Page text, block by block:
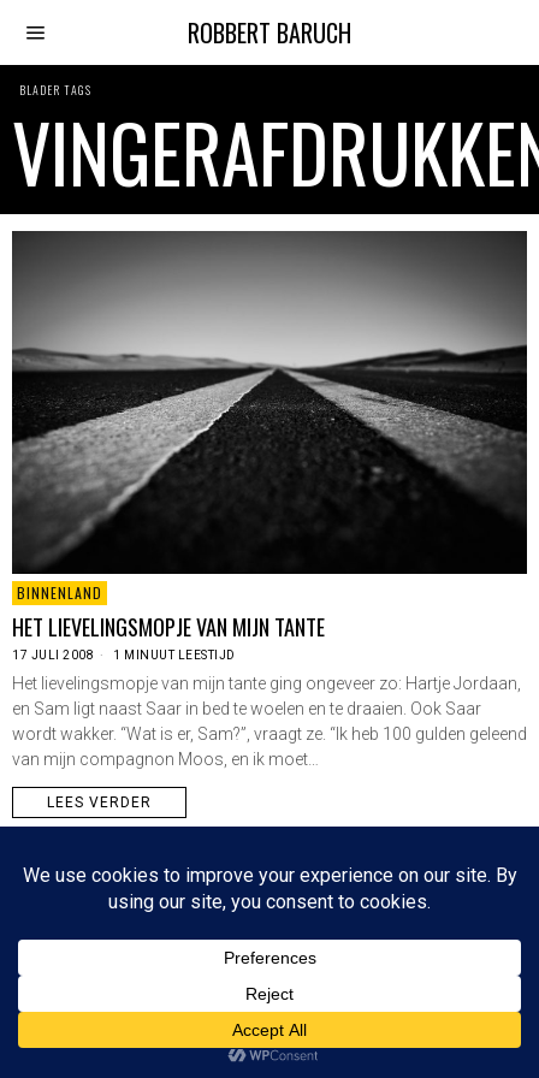
ROBBERT BARUCH
BLADER TAGS
BINNENLAND
HET LIEVELINGSMOPJE VAN MIJN TANTE
17 JULI 2008 1 MINUUT LEESTIJD
Het lievelingsmopje van mijn tante ging ongeveer zo: Hartje Jordaan,
en Sam ligt naast Saar in bed te woelen en te draaien. Ook Saar
wordt wakker. “Wat is er, Sam?”, vraagt ze. “Ik heb 100 gulden geleend
van mijn compagnon Moos, en ik moet…
LEES VERDER
Since 2003 © All Rights Reserved | Foto's Robbert Baruch tenzij anders vermeld
NIEUWSBRIEF CONTACT
BOVEN